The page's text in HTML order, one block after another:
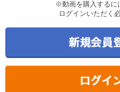
※動画を購入するに
ログインいただく